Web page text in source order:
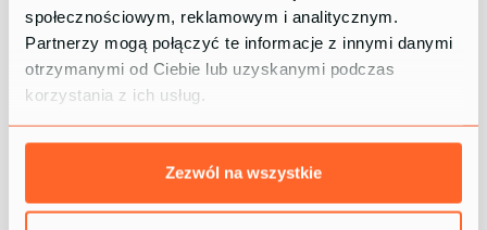
społecznościowym, reklamowym i analitycznym.
Partnerzy mogą połączyć te informacje z innymi danymi
otrzymanymi od Ciebie lub uzyskanymi podczas
korzystania z ich usług.
Zezwól na wszystkie
kierownicy podejmują decyzje na podstawie
plików, których nie powinni używać,
każdy biegnie w innym kierunku.
To nie Excel jest problemem – problemem jest brak
właściciela danych i brak jednego źródła prawdy.
Budowanie całego systemu
operacyjnego na Excelu